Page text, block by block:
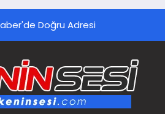
Doğru Adresi